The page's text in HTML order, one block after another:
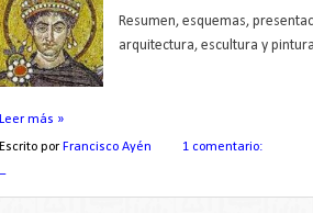
Resumen, esquemas,
arquitectura, escultura y
Leer más »
Escrito por Francisco Ayén
1 comentario: